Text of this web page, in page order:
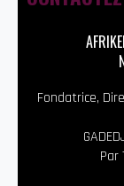
Fondatrice,
Par